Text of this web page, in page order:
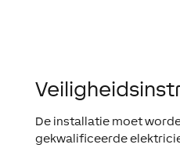
De installatie moet
gekwalificeerde